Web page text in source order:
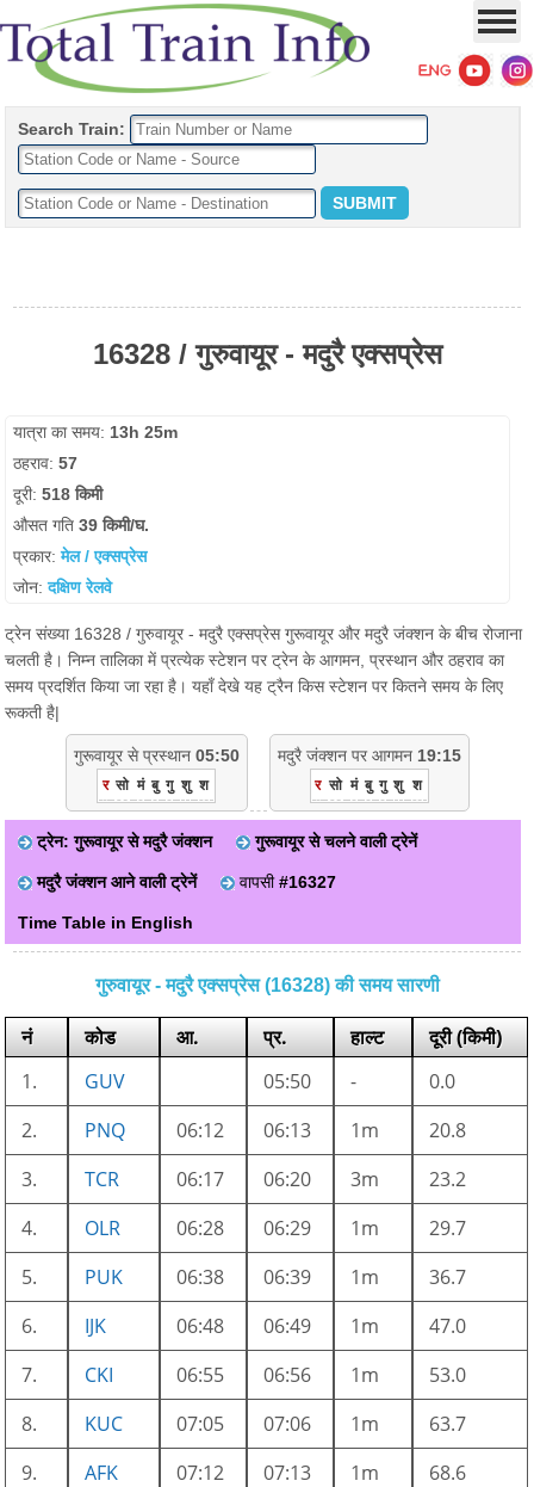
Search Train:
16328 / गुरुवायूर - मदुरै एक्सप्रेस
यात्रा का समय: 13h 25m
ठहराव:57
दूरी:518 किमी
औसत गति39 किमी/घ.
प्रकार:मेल / एक्सप्रेस
जोन:दक्षिण रेलवे
ट्रेन संख्या 16328 / गुरुवायूर - मदुरै एक्सप्रेस गुरूवायूर और मदुरै जंक्शन के बीच रोजाना
चलती है। निम्न तालिका में प्रत्येक स्टेशन पर ट्रेन के आगमन, प्रस्थान और ठहराव का
समय प्रदर्शित किया जा रहा है। यहाँ देखे यह ट्रैन किस स्टेशन पर कितने समय के लिए
रूकती है|
गुरूवायूर से प्रस्थान 05:50
र सो मं बु गु शु श
मदुरै जंक्शन पर आगमन 19:15
र सो मं बु गु शु श
ट्रेन: गुरूवायूर से मदुरै जंक्शन गुरूवायूर से चलने वाली ट्रेनें
मदुरै जंक्शन आने वाली ट्रेनें वापसी#16327
Time Table in English
गुरुवायूर - मदुरै एक्सप्रेस (16328) की समय सारणी
नं कोड आ. प्र. हाल्ट
दूरी (किमी)
1.
GUV 05:50 -
0.0
2.
PNQ 06:12 06:13 1m
20.8
3.
TCR 06:17 06:20 3m
23.2
4.
OLR 06:28 06:29 1m
29.7
5.
PUK 06:38 06:39 1m
36.7
6.
IJK 06:48 06:49 1m
47.0
7.
CKI 06:55 06:56 1m
53.0
8.
KUC 07:05 07:06 1m
63.7
9.
AFK 07:12 07:13 1m
68.6